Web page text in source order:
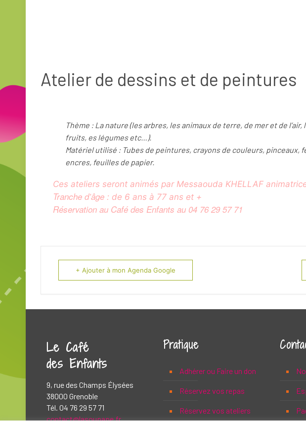
Atelier de dessins et de peintures
Thème : La nature (les arbres, les animaux de terre, de mer et de l’air,
fruits, es légumes etc…).
Matériel utilisé : Tubes de peintures, crayons de couleurs, pinceaux,
encres, feuilles de papier.
Ces ateliers seront animés par Messaouda KHELLAF
Tranche d’âge : de 6 ans à 77 ans et +
Réservation au Café des Enfants au 04 76 29 57 71
+ Ajouter à mon Agenda Google
Le Café
des Enfants
9, rue des Champs Élysées
38000 Grenoble
Tél. 04 76 29 57 71
contact@lasoupape.fr
Pratique
Adhérer ou Faire un don
Réservez vos repas
Réservez vos ateliers